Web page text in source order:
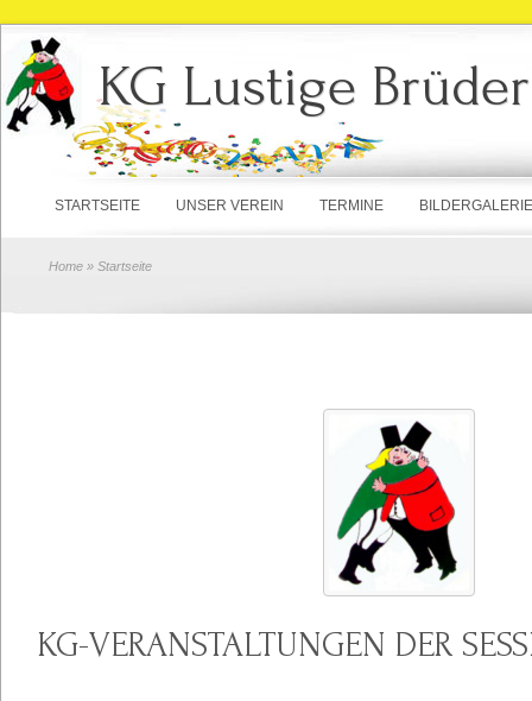
KG Lustige
STARTSEITE UNSER VEREIN TERMINE BILDERGALERIE
Home » Startseite
KG-VERANSTALTUNGEN DER